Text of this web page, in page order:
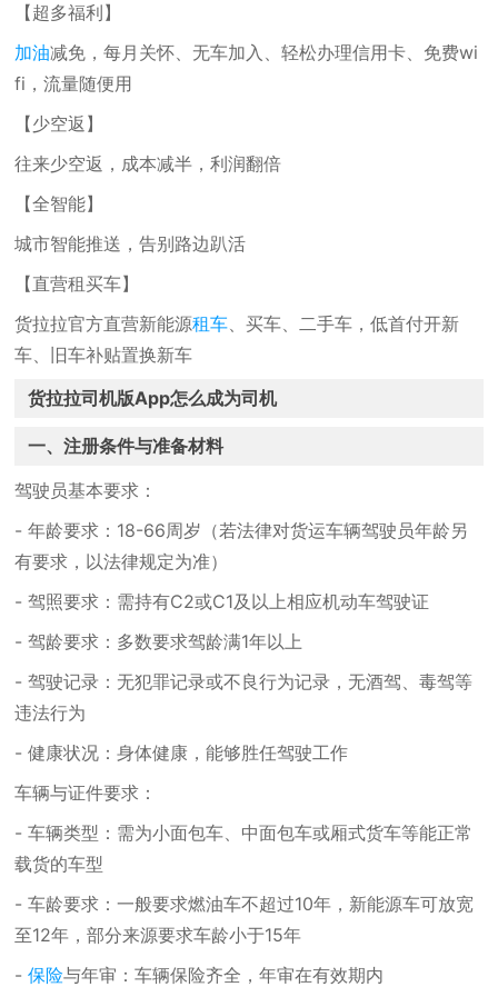
【超多福利】
加油减免，每月关怀、无车加入、轻松办理信用卡、免费wi
fi，流量随便用
【少空返】
往来少空返，成本减半，利润翻倍
【全智能】
城市智能推送，告别路边趴活
【直营租买车】
货拉拉官方直营新能源租车、买车、二手车，低首付开新
车、旧车补贴置换新车
货拉拉司机版App怎么成为司机
一、注册条件与准备材料
驾驶员基本要求：
- 年龄要求：18-66周岁（若法律对货运车辆驾驶员年龄另
有要求，以法律规定为准）
- 驾照要求：需持有C2或C1及以上相应机动车驾驶证
- 驾龄要求：多数要求驾龄满1年以上
- 驾驶记录：无犯罪记录或不良行为记录，无酒驾、毒驾等
违法行为
- 健康状况：身体健康，能够胜任驾驶工作
车辆与证件要求：
- 车辆类型：需为小面包车、中面包车或厢式货车等能正常
载货的车型
- 车龄要求：一般要求燃油车不超过10年，新能源车可放宽
至12年，部分来源要求车龄小于15年
-保险与年审：车辆保险齐全，年审在有效期内